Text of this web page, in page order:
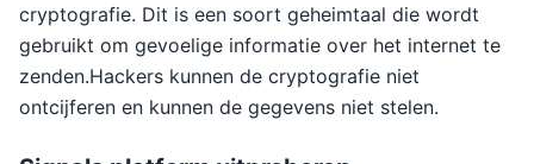
cryptografie. Dit is een soort geheimtaal die wordt
gebruikt om gevoelige informatie over het internet te
zenden.Hackers kunnen de cryptografie niet
ontcijferen en kunnen de gegevens niet stelen.